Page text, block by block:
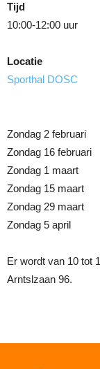
Tijd
10:00-12:00 uur
Locatie
Sporthal DOSC
Zondag 2 februari
Zondag 16 februari
Zondag 1 maart
Zondag 15 maart
Zondag 29 maart
Zondag 5 april
Er wordt van 10 tot
Arntslzaan 96.